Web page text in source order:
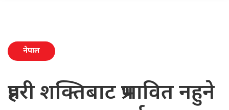
नेपाल
प्रहरी शक्तिबाट प्रभावित नहुने